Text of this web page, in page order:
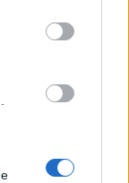
te